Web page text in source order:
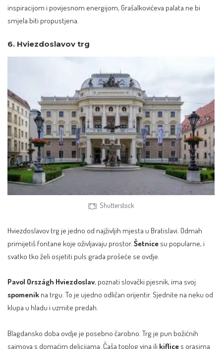
inspiracijom i povijesnom energijom, Grašalkovićeva palata ne bi
smjela biti propustjena.
6. Hviezdoslavov trg
Shutterstock
Hviezdoslavov trg je jedno od najživljih mjesta u Bratislavi. Odmah
primijetiš fontane koje oživljavaju prostor. Šetnice su popularne, i
svatko tko želi osjetiti puls grada prošeće se ovdje.
Pavol Országh Hviezdoslav, poznati slovački pjesnik, ima svoj
spomenik na trgu. To je ujedno odličan orijentir. Sjednite na neku od
klupa u hladu i uzmite predah.
Blagdansko doba ovdje je posebno čarobno. Trg je pun božićnih
sajmova s domaćim delicijama. Čaša toplog vina ili kiflice s orasima